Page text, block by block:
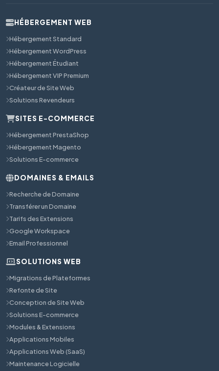
HÉBERGEMENT WEB
Hébergement Standard
Hébergement WordPress
Hébergement Étudiant
Hébergement VIP Premium
Créateur de Site Web
Solutions Revendeurs
SITES E-COMMERCE
Hébergement PrestaShop
Hébergement Magento
Solutions E-commerce
DOMAINES & EMAILS
Recherche de Domaine
Transférer un Domaine
Tarifs des Extensions
Google Workspace
Email Professionnel
SOLUTIONS WEB
Migrations de Plateformes
Refonte de Site
Conception de Site Web
Solutions E-commerce
Modules & Extensions
Applications Mobiles
Applications Web (SaaS)
Maintenance Logicielle